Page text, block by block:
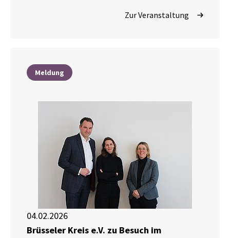
Zur Veranstaltung
Meldung
04.02.2026
Brüsseler Kreis e.V. zu Besuch im